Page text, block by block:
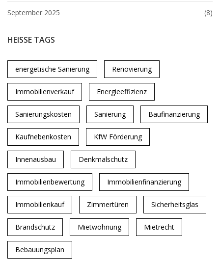
September 2025 (8)
HEISSE TAGS
energetische Sanierung Renovierung
Immobilienverkauf Energieeffizienz
Sanierungskosten Sanierung Baufinanzierung
Kaufnebenkosten KfW Förderung
Innenausbau Denkmalschutz
Immobilienbewertung Immobilienfinanzierung
Immobilienkauf Zimmertüren Sicherheitsglas
Brandschutz Mietwohnung Mietrecht
Bebauungsplan